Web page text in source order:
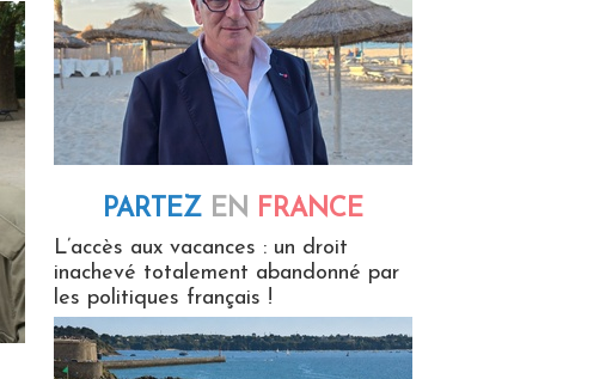
PARTEZ EN FRANCE
L’accès aux vacances : un droit
inachevé totalement abandonné par
les politiques français !